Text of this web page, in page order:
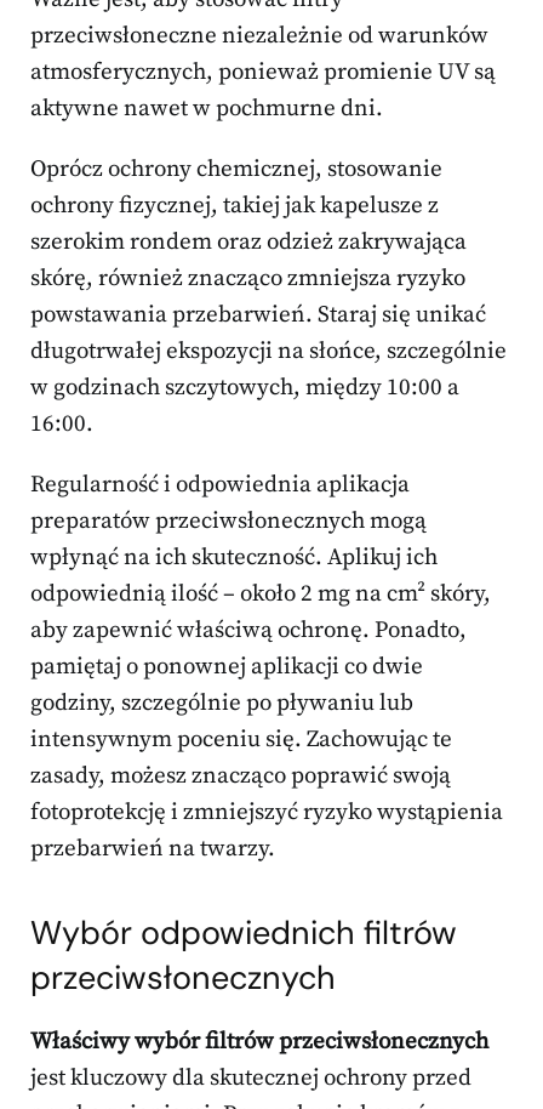
przeciwsłoneczne niezależnie od warunków
atmosferycznych, ponieważ promienie UV są
aktywne nawet w pochmurne dni.
Oprócz ochrony chemicznej, stosowanie
ochrony fizycznej, takiej jak kapelusze z
szerokim rondem oraz odzież zakrywająca
skórę, również znacząco zmniejsza ryzyko
powstawania przebarwień. Staraj się unikać
długotrwałej ekspozycji na słońce, szczególnie
w godzinach szczytowych, między 10:00 a
16:00.
Regularność i odpowiednia aplikacja
preparatów przeciwsłonecznych mogą
wpłynąć na ich skuteczność. Aplikuj ich
odpowiednią ilość – około 2 mg na cm² skóry,
aby zapewnić właściwą ochronę. Ponadto,
pamiętaj o ponownej aplikacji co dwie
godziny, szczególnie po pływaniu lub
intensywnym poceniu się. Zachowując te
zasady, możesz znacząco poprawić swoją
fotoprotekcję i zmniejszyć ryzyko wystąpienia
przebarwień na twarzy.
Wybór odpowiednich filtrów
przeciwsłonecznych
Właściwy wybór filtrów przeciwsłonecznych
jest kluczowy dla skutecznej ochrony przed